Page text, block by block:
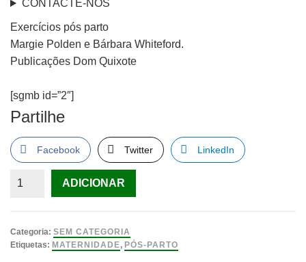
CONTACTE-NOS
Exercícios pós parto
Margie Polden e Bárbara Whiteford.
Publicações Dom Quixote
[sgmb id=”2″]
Partilhe
Facebook Twitter LinkedIn
Quantidade
pós
parto,
ADICIONAR
Categoria: SEM CATEGORIA
Etiquetas: MATERNIDADE, PÓS-PARTO